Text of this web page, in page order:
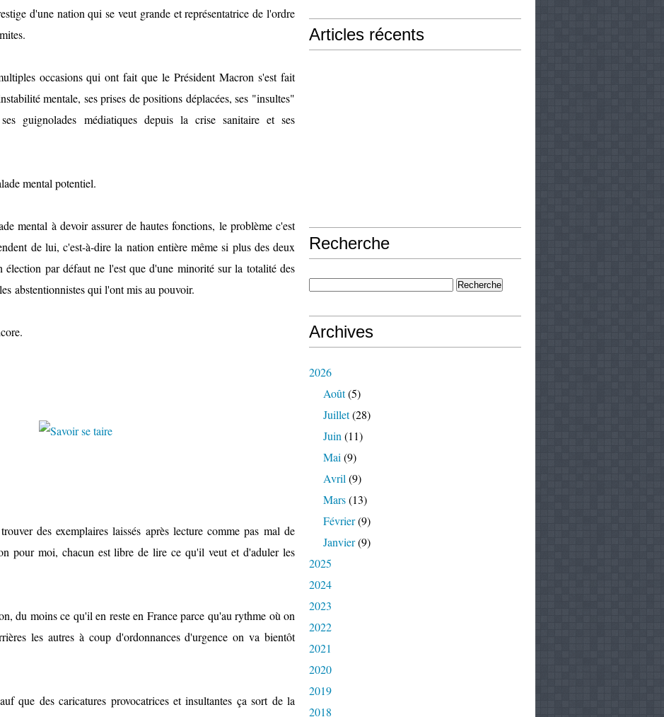
d'une nation qui se veut grande et représentatrice de l'ordre
occasions qui ont fait que le Président Macron s'est fait
mentale, ses prises de positions déplacées, ses "insultes"
guignolades médiatiques depuis la crise sanitaire et ses
mental potentiel.
mental à devoir assurer de hautes fonctions, le problème c'est
de lui, c'est-à-dire la nation entière même si plus des deux
par défaut ne l'est que d'une minorité sur la totalité des
abstentionnistes qui l'ont mis au pouvoir.
des exemplaires laissés après lecture comme pas mal de
pour moi, chacun est libre de lire ce qu'il veut et d'aduler les
du moins ce qu'il en reste en France parce qu'au rythme où on
les autres à coup d'ordonnances d'urgence on va bientôt
que des caricatures provocatrices et insultantes ça sort de la
Articles récents
Recherche
Archives
2026
Août(5)
Juillet(28)
Juin (11)
Mai (9)
Avril (9)
Mars(13)
Février(9)
Janvier(9)
2025
2024
2023
2022
2021
2020
2019
2018